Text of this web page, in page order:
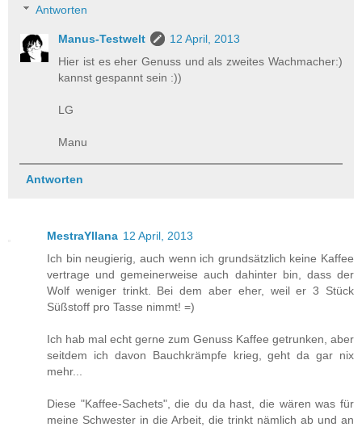
Antworten
Manus-Testwelt
12 April, 2013
Hier ist es eher Genuss und als zweites Wachmacher:)
kannst gespannt sein :))
LG
Manu
Antworten
MestraYllana 12 April, 2013
Ich bin neugierig, auch wenn ich grundsätzlich keine Kaffee
vertrage und gemeinerweise auch dahinter bin, dass der
Wolf weniger trinkt. Bei dem aber eher, weil er 3 Stück
Süßstoff pro Tasse nimmt! =)
Ich hab mal echt gerne zum Genuss Kaffee getrunken, aber
seitdem ich davon Bauchkrämpfe krieg, geht da gar nix
mehr...
Diese "Kaffee-Sachets", die du da hast, die wären was für
meine Schwester in die Arbeit, die trinkt nämlich ab und an